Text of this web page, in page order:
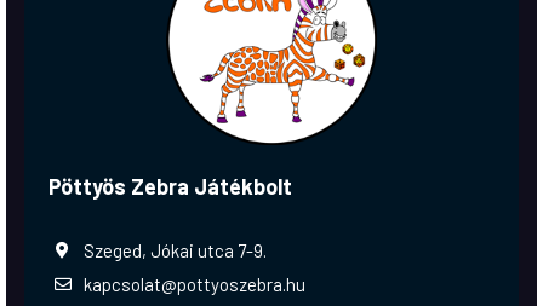
Pöttyös Zebra Játékbolt
Szeged, Jókai utca 7-9.
kapcsolat@pottyoszebra.hu